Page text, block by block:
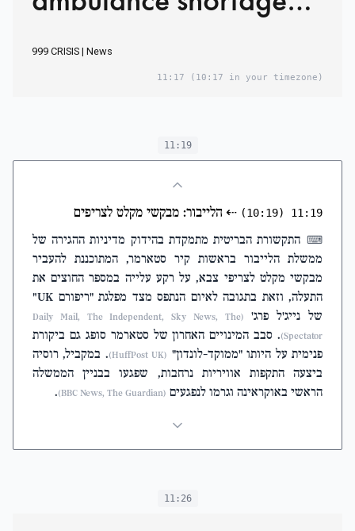
999 CRISIS | News
11:17 (10:17 in your timezone)
11:19
11:19
(10:19)
⇠ הלייבור: מבקשי מקלט לצריפים
⌨ התקשורת הבריטית מתמקדת בהידוק מדיניות ההגירה של
ממשלת הלייבור בראשות קיר סטארמר, המתוכננת להעביר
מבקשי מקלט לצריפי צבא, על רקע עלייה במספר החוצים את
התעלה, וזאת בתגובה לאיום הנתפס מצד מפלגת "ריפורם UK"
של נייג'ל פרג'
(Daily Mail, The Independent, Sky News, The
Spectator) . סבב המינויים האחרון של סטארמר סופג גם ביקורת
פנימית על היותו "ממוקד-לונדון" (HuffPost UK)
. במקביל, רוסיה
ביצעה התקפות אוויריות נרחבות, שפגעו בבניין הממשלה
הראשי באוקראינה וגרמו לנפגעים (BBC News, The Guardian)
.
11:26